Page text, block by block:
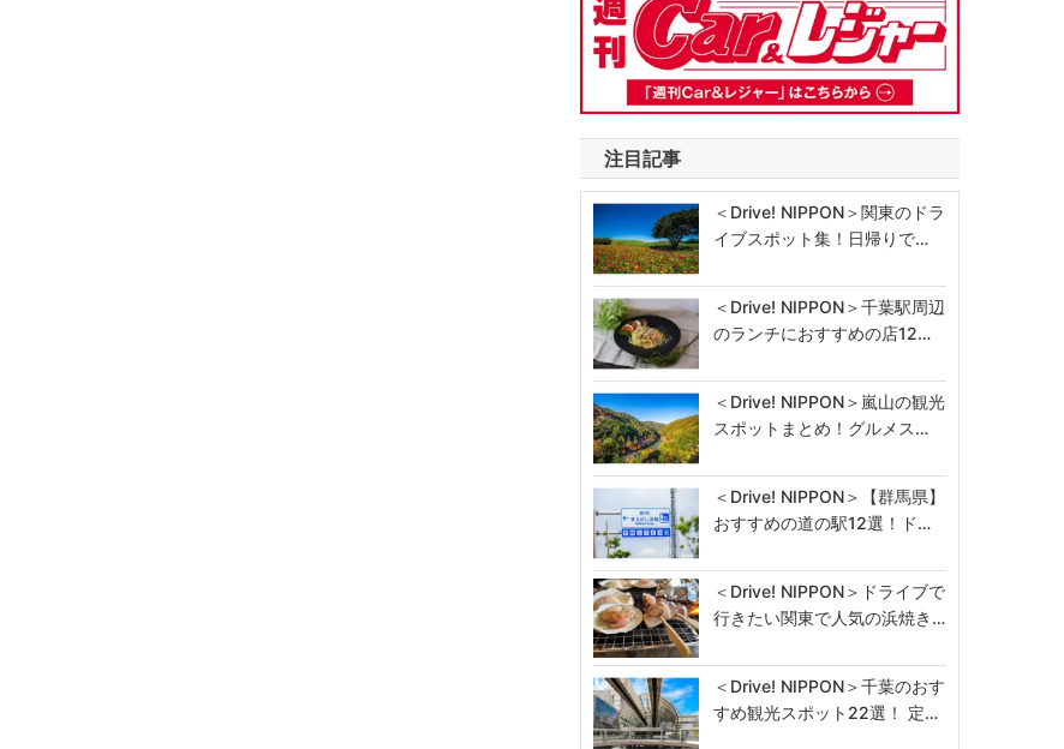
注目記事
＜Drive! NIPPON＞関東のドラ
イブスポット集！日帰りで…
＜Drive! NIPPON＞千葉駅周辺
のランチにおすすめの店12…
＜Drive! NIPPON＞嵐山の観光
スポットまとめ！グルメス…
＜Drive! NIPPON＞【群馬県】
おすすめの道の駅12選！ド…
＜Drive! NIPPON＞ドライブで
行きたい関東で人気の浜焼き…
＜Drive! NIPPON＞千葉のおす
すめ観光スポット22選！ 定…